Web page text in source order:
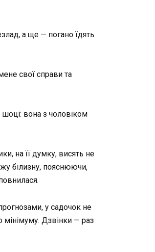
а ще — погано їдять
свої справи та
вона з чоловіком
на її думку, висять не
білизну, пояснюючи,
у садочок не
Дзвінки — раз